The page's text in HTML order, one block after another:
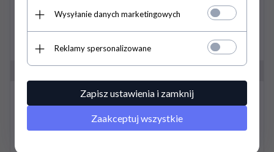
Zestaw kantar + uwiąz + frędzelki DOMINIC - HORZE
59,00PLN
Wysyłanie danych marketingowych
Reklamy spersonalizowane
Zapisz ustawienia i zamknij
Zaakceptuj wszystkie